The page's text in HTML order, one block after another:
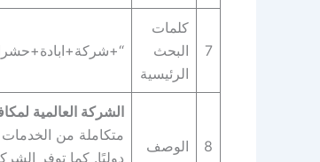
7
كلمات
البحث
الرئيسية
8 الوصف
الشركة العالمية
متكاملة من الخدمات
دوليًا. كما توفر